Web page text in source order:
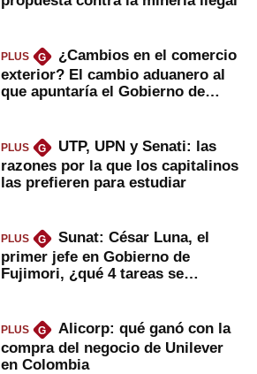
PLUS G
¿Cambios en el comercio
exterior? El cambio aduanero al
que apuntaría el Gobierno de
PLUS G
UTP, UPN y Senati: las
razones por la que los capitalinos
las prefieren para estudiar
PLUS G
Sunat: César Luna, el
primer jefe en Gobierno de
Fujimori, ¿qué 4 tareas se
PLUS G
Alicorp: qué ganó con la
compra del negocio de Unilever
en Colombia